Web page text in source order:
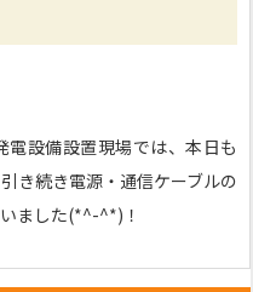
電設備設置現場では、本日も
き続き電源・通信ケーブルの
ました(*^-^*)！